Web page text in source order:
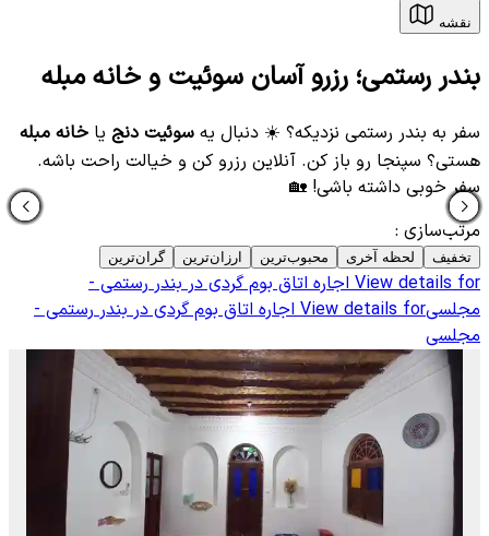
نقشه
بندر رستمی؛ رزرو آسان سوئیت و خانه مبله
سفر به بندر رستمی نزدیکه؟ ☀️ دنبال یه سوئیت دنج یا خانه مبله
هستی؟ سپنجا رو باز کن. آنلاین رزرو کن و خیالت راحت باشه.
سفر خوبی داشته باشی! 🏡
مرتب‌سازی :
تخفیف لحظه آخری محبوب‌ترین ارزان‌ترین گران‌ترین
View details for اجاره اتاق بوم گردی در بندر رستمی -
مجلسیView details for اجاره اتاق بوم گردی در بندر رستمی -
مجلسی